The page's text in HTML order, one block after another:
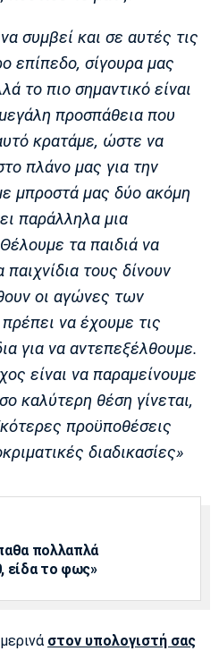
Σεν
Ζερμέν
Μαρσέιγ
Τότεναμ
Μπενφίκα
συμβεί και σε αυτές τις
επίπεδο, σίγουρα μας
το πιο σημαντικό είναι
προσπάθεια που
κρατάμε, ώστε να
πλάνο μας για την
μπροστά μας δύο ακόμη
παράλληλα μια
τα παιδιά να
τους δίνουν
οι αγώνες των
να έχουμε τις
για να αντεπεξέλθουμε.
είναι να παραμείνουμε
καλύτερη θέση γίνεται,
προϋποθέσεις
διαδικασίες»
πολλαπλά
είδα το φως»
στον υπολογιστή σας